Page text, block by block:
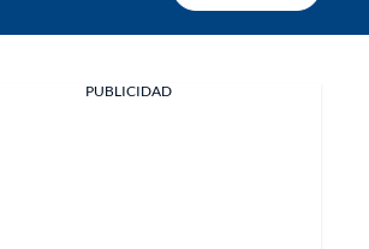
PUBLICIDAD